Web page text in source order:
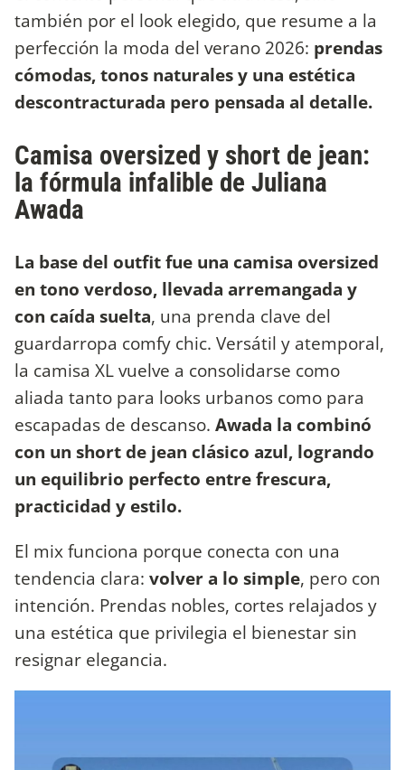
también por el look elegido, que resume a la
perfección la moda del verano 2026: prendas
cómodas, tonos naturales y una estética
descontracturada pero pensada al detalle.
Camisa oversized y short de jean:
la fórmula infalible de Juliana
Awada
La base del outfit fue una camisa oversized
en tono verdoso, llevada arremangada y
con caída suelta, una prenda clave del
guardarropa comfy chic. Versátil y atemporal,
la camisa XL vuelve a consolidarse como
aliada tanto para looks urbanos como para
escapadas de descanso. Awada la combinó
con un short de jean clásico azul, logrando
un equilibrio perfecto entre frescura,
practicidad y estilo.
El mix funciona porque conecta con una
tendencia clara: volver a lo simple, pero con
intención. Prendas nobles, cortes relajados y
una estética que privilegia el bienestar sin
resignar elegancia.